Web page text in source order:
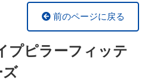
前のページに戻る
プピラーフィッテ
ズ